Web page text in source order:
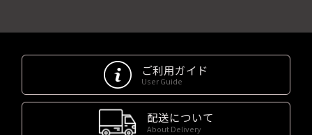
ご利用ガイド
User Guide
配送について
About Delivery